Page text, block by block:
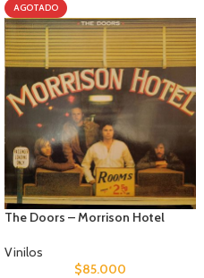
AGOTADO
The Doors – Morrison Hotel
Vinilos
$85.000